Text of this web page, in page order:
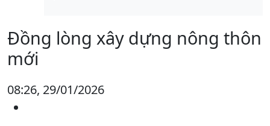
Đồng lòng xây dựng nông thôn
mới
08:26, 29/01/2026